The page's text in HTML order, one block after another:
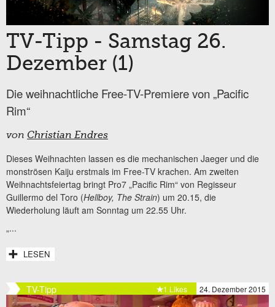
TV-Tipp - Samstag 26.
Dezember (1)
Die weihnachtliche Free-TV-Premiere von „Pacific
Rim“
von Christian Endres
Dieses Weihnachten lassen es die mechanischen Jaeger und die
monströsen Kaiju erstmals im Free-TV krachen. Am zweiten
Weihnachtsfeiertag bringt Pro7 „Pacific Rim“ von Regisseur
Guillermo del Toro (Hellboy, The Strain) um 20.15, die
Wiederholung läuft am Sonntag um 22.55 Uhr.
„...
LESEN
TV-Tipp 24. Dezember 2015
1 Likes